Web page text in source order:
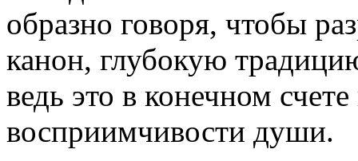
образно говоря, чтобы
канон, глубокую
ведь это в конечном
восприимчивости души.